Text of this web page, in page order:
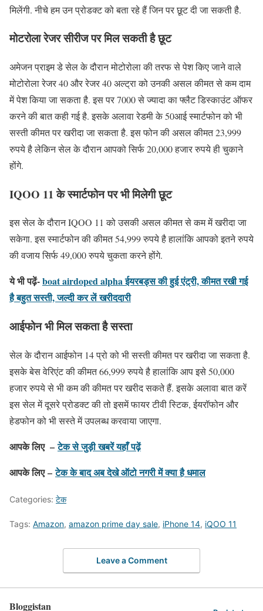
मिलेंगी. नीचे हम उन प्रोडक्ट को बता रहे हैं जिन पर छूट दी जा सकती है.
मोटरोला रेजर सीरीज पर मिल सकती है छूट
अमेजन प्राइम डे सेल के दौरान मोटोरोला की तरफ से पेश किए जाने वाले
मोटोरोला रेजर 40 और रेजर 40 अल्ट्रा को उनकी असल कीमत से कम दाम
में पेश किया जा सकता है. इस पर 7000 से ज्यादा का फ्लैट डिस्काउंट ऑफर
करने की बात कही गई है. इसके अलावा रेडमी के 50आई स्मार्टफोन को भी
सस्ती कीमत पर खरीदा जा सकता है. इस फोन की असल कीमत 23,999
रुपये है लेकिन सेल के दौरान आपको सिर्फ 20,000 हजार रुपये ही चुकाने
होंगे.
IQOO 11 के स्मार्टफोन पर भी मिलेगी छूट
इस सेल के दौरान IQOO 11 को उसकी असल कीमत से कम में खरीदा जा
सकेगा. इस स्मार्टफोन की कीमत 54,999 रुपये है हालांकि आपको इतने रुपये
की वजाय सिर्फ 49,000 रुपये चुकता करने होंगे.
ये भी पढ़ें-boat airdoped alpha ईयरबड्स की हुई एंट्री, कीमत रखी गई
है बहुत सस्ती, जल्दी कर लें खरीददारी
आईफोन भी मिल सकता है सस्ता
सेल के दौरान आईफोन 14 प्रो को भी सस्ती कीमत पर खरीदा जा सकता है.
इसके बेस वेरिएंट की कीमत 66,999 रुपये है हालांकि आप इसे 50,000
हजार रुपये से भी कम की कीमत पर खरीद सकते हैं. इसके अलावा बात करें
इस सेल में दूसरे प्रोडक्ट की तो इसमें फायर टीवी स्टिक, ईयरॉफोन और
हेडफोन को भी सस्ते में उपलब्ध करवाया जाएगा.
आपके लिए –टेक से जुड़ी खबरें यहाँ पढ़ें
आपके लिए – टेक के बाद अब देखे ऑटो नगरी में क्या है धमाल
Categories: टेक
Tags: Amazon, amazon prime day sale, iPhone 14, iQOO 11
Leave a Comment
Bloggistan